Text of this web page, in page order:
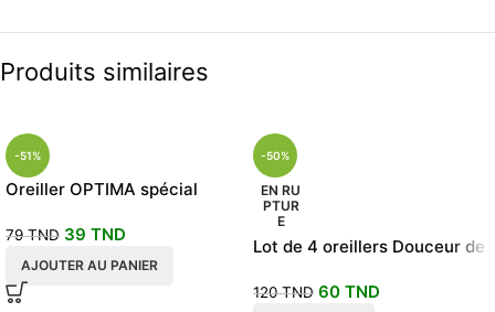
Produits similaires
-51%
Oreiller OPTIMA spécial
79TND 39 TND
AJOUTER AU PANIER
-50%
EN RU
PTUR
E
Lot de 4 oreillers Douceur de
120TND 60 TND